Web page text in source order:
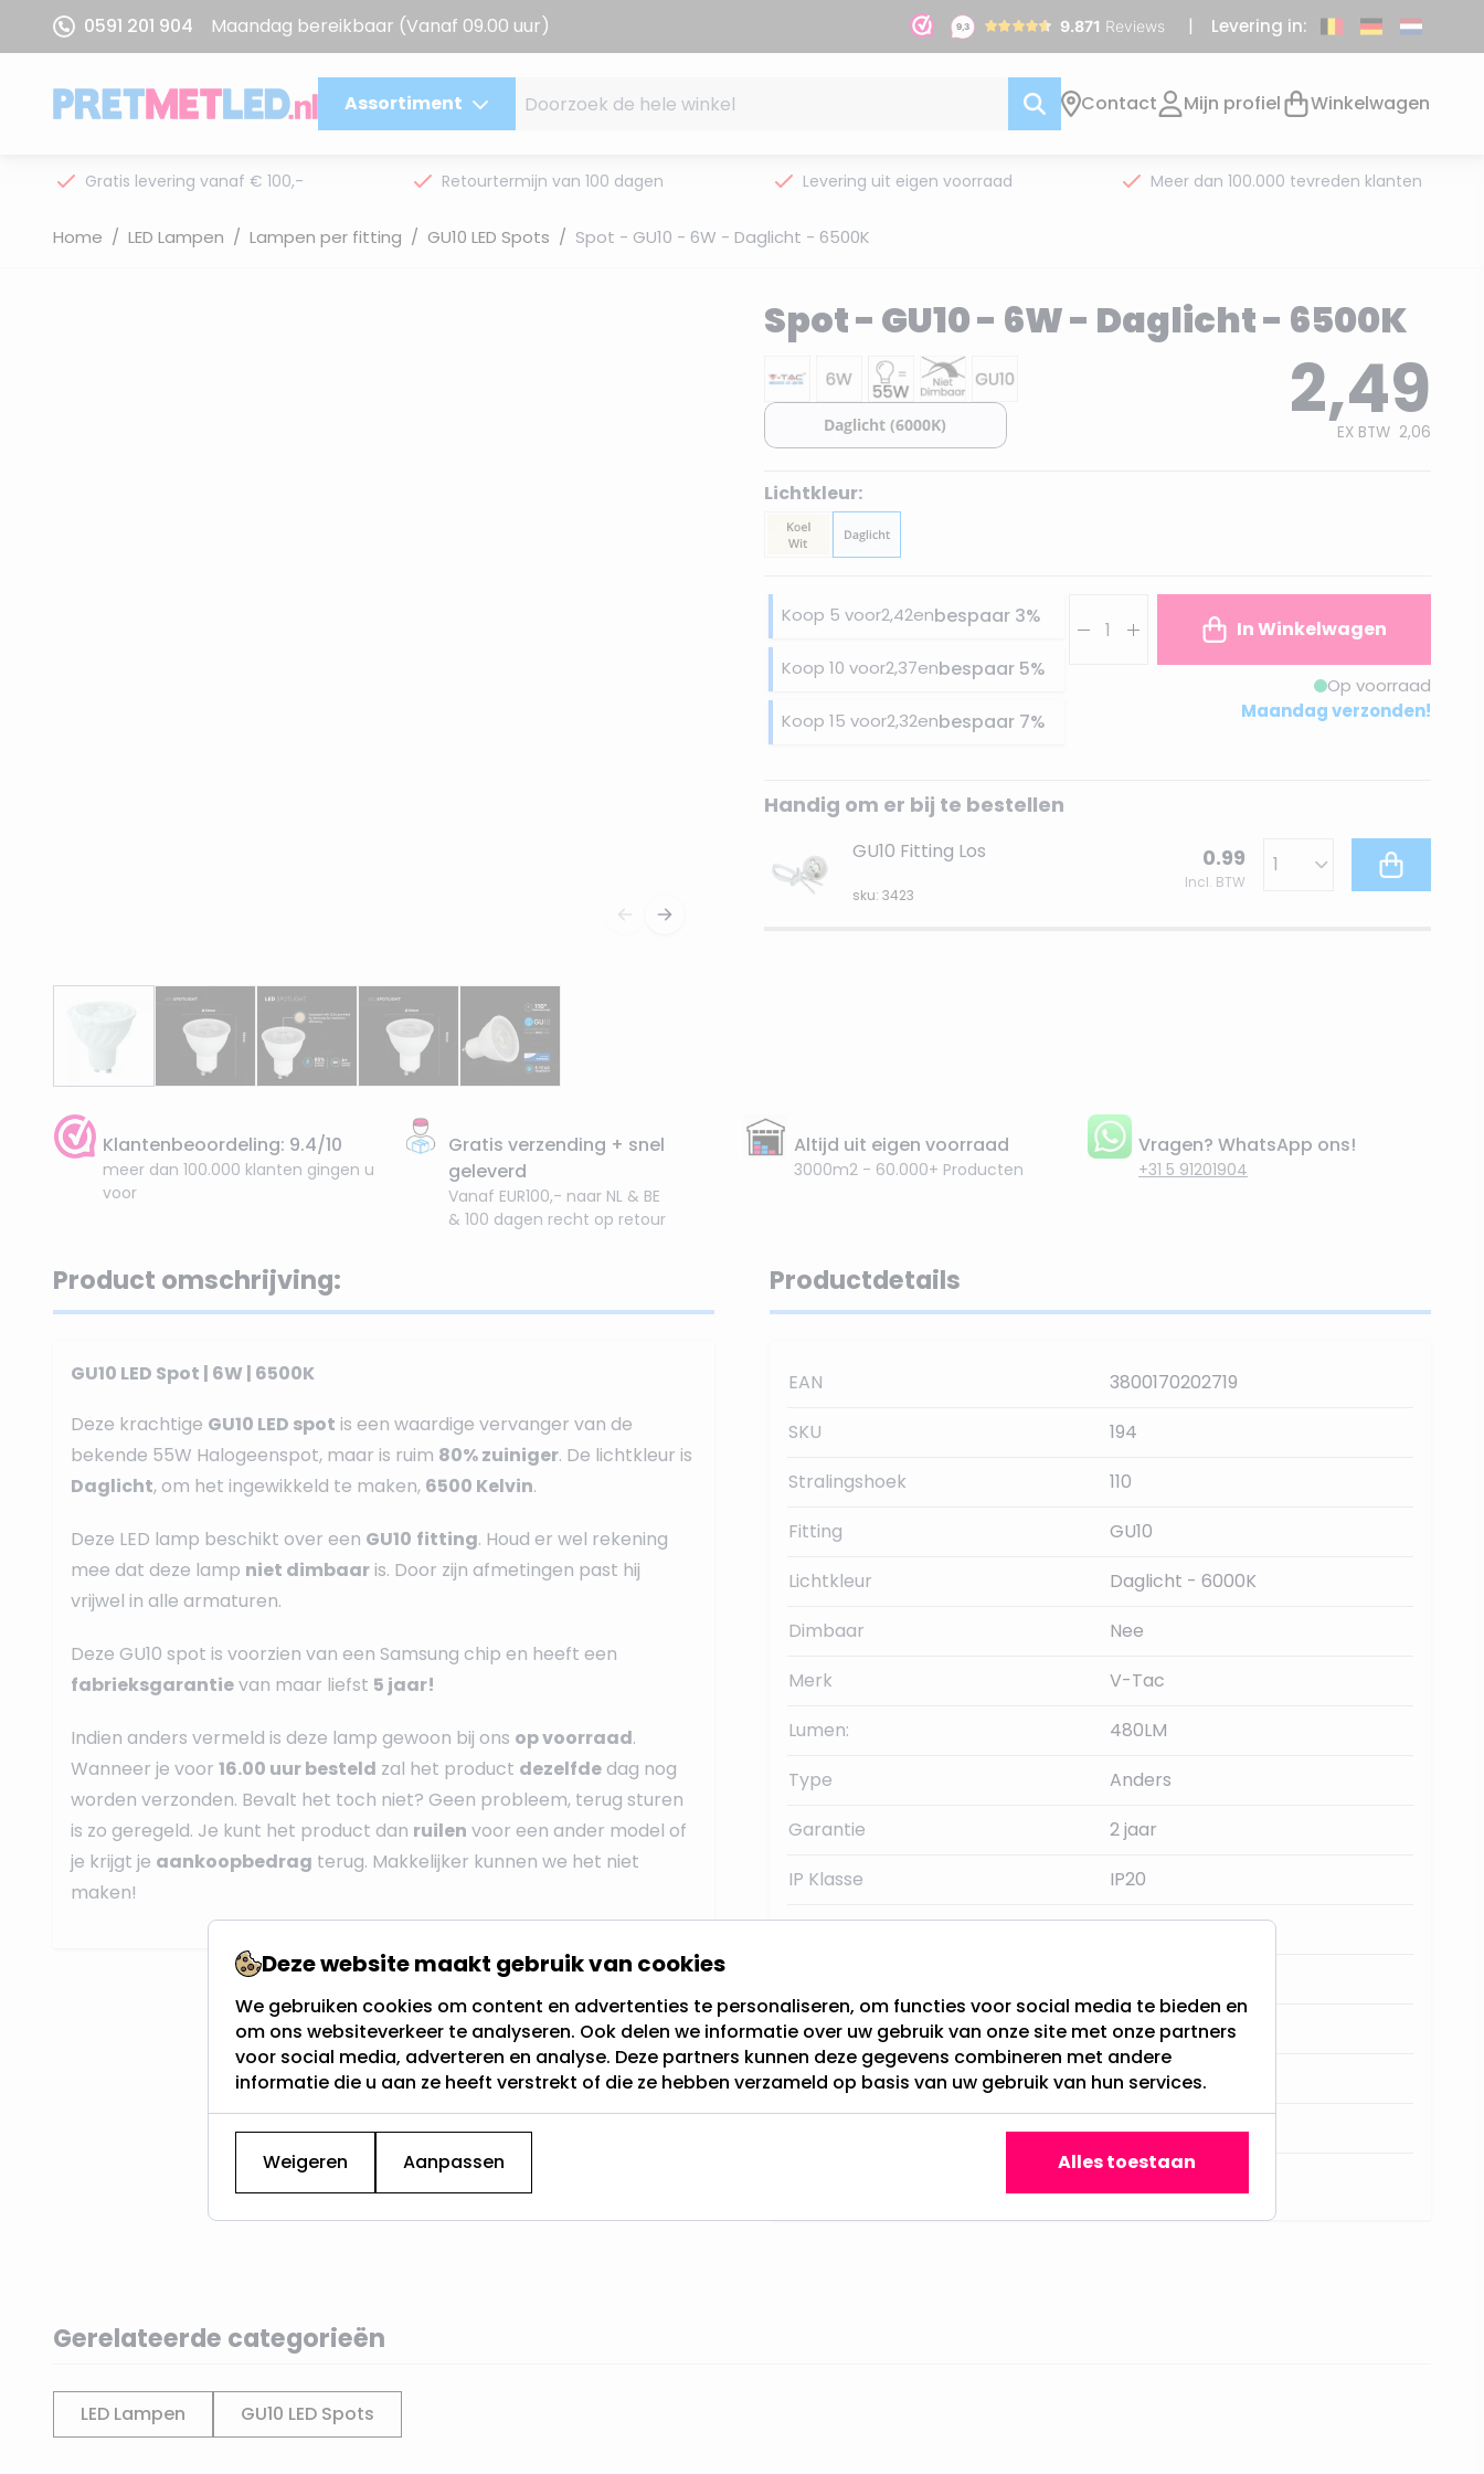
Ga naar de inhoud
0591 201 904 Maandag bereikbaar (Vanaf 09.00 uur) Levering in:
Assortiment Contact Mijn profiel Winkelwagen
Gratis levering vanaf € 100,- Retourtermijn van 100 dagen Levering uit eigen voorraad Meer dan 100.000 tevreden klanten
Home / LED Lampen / Lampen per fitting / GU10 LED Spots / Spot - GU10 - 6W - Daglicht - 6500K
Spot - GU10 - 6W - Daglicht - 6500K
2,49
EX BTW 2,06
Lichtkleur:
Koop 5 voor2,42enbespaar 3%
Koop 10 voor2,37enbespaar 5%
Koop 15 voor2,32enbespaar 7%
In Winkelwagen
Op voorraad
Maandag verzonden!
Handig om er bij te bestellen
GU10 Fitting Los
sku: 3423
0.99
Incl. BTW
Klantenbeoordeling: 9.4/10
meer dan 100.000 klanten gingen u
voor
Gratis verzending + snel
geleverd
Vanaf EUR100,- naar NL & BE
& 100 dagen recht op retour
Altijd uit eigen voorraad
3000m2 - 60.000+ Producten
Vragen? WhatsApp ons!
+31 5 91201904
Product omschrijving:
GU10 LED Spot | 6W | 6500K
Deze krachtige GU10 LED spot is een waardige vervanger van de
bekende 55W Halogeenspot, maar is ruim 80% zuiniger. De lichtkleur is
Daglicht, om het ingewikkeld te maken, 6500 Kelvin.
Deze LED lamp beschikt over een GU10 fitting. Houd er wel rekening
mee dat deze lamp niet dimbaaris. Door zijn afmetingen past hij
vrijwel in alle armaturen.
Deze GU10 spot is voorzien van een Samsung chip en heeft een
fabrieksgarantievan maar liefst 5 jaar!
Indien anders vermeld is deze lamp gewoon bij ons op voorraad.
Wanneer je voor 16.00 uur besteld zal het product dezelfdedag nog
worden verzonden. Bevalt het toch niet? Geen probleem, terug sturen
is zo geregeld. Je kunt het product dan ruilen voor een ander model of
je krijgt je aankoopbedrag terug. Makkelijker kunnen we het niet
maken!
Productdetails
EAN
3800170202719
SKU
194
Stralingshoek
110
Fitting
GU10
Lichtkleur
Daglicht - 6000K
Dimbaar
Nee
Merk
V-Tac
Lumen:
480LM
Type
Anders
Garantie
2 jaar
IP Klasse
IP20
Gem. branduren
30.000
Materiaal:
Kunststof
Sensor
Nee
5
Gerelateerde categorieën
LED Lampen GU10 LED Spots
Deze website maakt gebruik van cookies
We gebruiken cookies om content en advertenties te personaliseren, om functies voor social media te bieden en
om ons websiteverkeer te analyseren. Ook delen we informatie over uw gebruik van onze site met onze partners
voor social media, adverteren en analyse. Deze partners kunnen deze gegevens combineren met andere
informatie die u aan ze heeft verstrekt of die ze hebben verzameld op basis van uw gebruik van hun services.
Weigeren Aanpassen Alles toestaan